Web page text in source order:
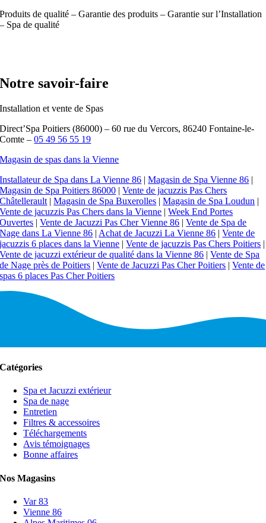
Produits de qualité – Garantie des produits – Garantie sur l’Installation
– Spa de qualité
Notre savoir-faire
Installation et vente de Spas
Direct’Spa Poitiers (86000) – 60 rue du Vercors, 86240 Fontaine-le-
Comte –05 49 56 55 19
Magasin de spas dans la Vienne
Installateur de Spa dans La Vienne 86 |Magasin de Spa Vienne 86 |
Magasin de Spa Poitiers 86000 |Vente de jacuzzis Pas Chers
Châtellerault |Magasin de Spa Buxerolles |Magasin de Spa Loudun |
Vente de jacuzzis Pas Chers dans la Vienne |Week End Portes
Ouvertes |Vente de Jacuzzi Pas Cher Vienne 86 |Vente de Spa de
Nage dans La Vienne 86 | Achat de Jacuzzi La Vienne 86 |Vente de
jacuzzis 6 places dans la Vienne |Vente de jacuzzis Pas Chers Poitiers |
Vente de jacuzzi extérieur de qualité dans la Vienne 86 |Vente de Spa
de Nage près de Poitiers |Vente de Jacuzzi Pas Cher Poitiers |Vente de
spas 6 places Pas Cher Poitiers
Catégories
Spa et Jacuzzi extérieur
Spa de nage
Entretien
Filtres & accessoires
Téléchargements
Avis témoignages
Bonne affaires
Nos Magasins
Var 83
Vienne 86